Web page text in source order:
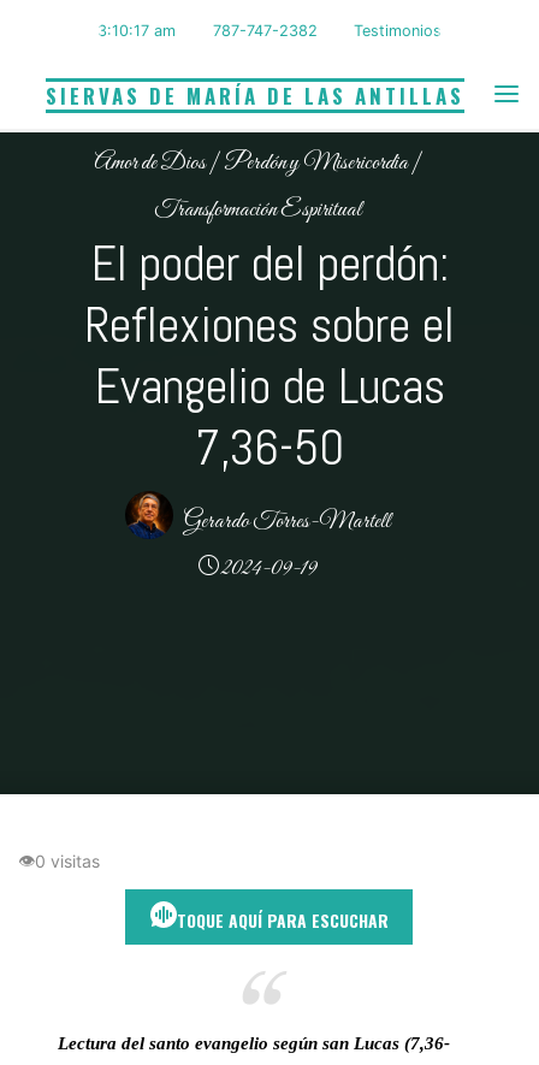
contenidoSIERVAS DE MARÍA DE LAS ANTILLAS
3:10:18 am 787-747-2382 Testimonios
Amor de Dios|Perdón y Misericordia|
Transformación Espiritual
El poder del perdón:
Reflexiones sobre el
Evangelio de Lucas
7,36-50
Gerardo Torres-Martell
2024-09-19
👁0 visitas
TOQUE AQUÍ PARA ESCUCHAR
Lectura del santo evangelio según san Lucas (7,36-